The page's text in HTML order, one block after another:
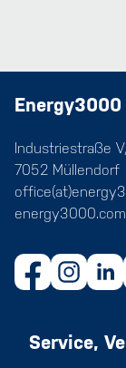
Energy3000
Industriestraße
7052 Müllendorf
energy3000.com
Service,